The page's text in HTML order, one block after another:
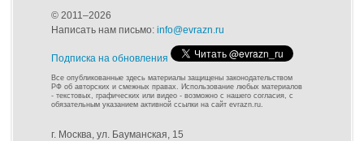
© 2011–2026
Написать нам письмо: info@evrazn.ru
Подписка на обновления
Все опубликованные здесь материалы защищены законодательством
РФ об авторских и смежных правах. Использование любых материалов
- текстовых, графических или видео - возможно с нашего согласия, с
обязательным указанием активной ссылки на сайт evrazn.ru.
г. Москва, ул. Бауманская, 15